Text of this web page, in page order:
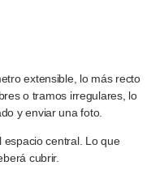
extensible, lo más recto
o tramos irregulares, lo
y enviar una foto.
espacio central. Lo que
cubrir.